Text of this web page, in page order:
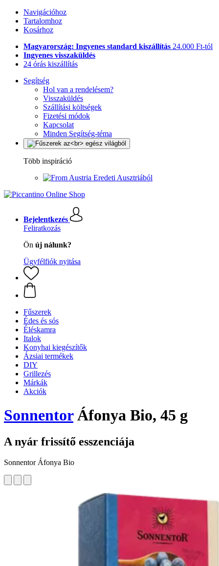
Navigációhoz
Tartalomhoz
Kosárhoz
Magyarország: Ingyenes standard kiszállítás 24.000 Ft-tól
Ingyenes visszaküldés
24 órás kiszállítás
Segítség
Hol van a rendelésem?
Visszaküldés
Szállítási költségek
Fizetési módok
Kapcsolat
Minden Segítség-téma
Több inspiráció
Eredeti Ausztriából
Bejelentkezés
Feliratkozás
Ön új nálunk?
Ügyfélfiók nyitása
Fűszerek
Édes és sós
Éléskamra
Italok
Konyhai kiegészítők
Ázsiai termékek
DIY
Grillezés
Márkák
Akciók
SonnentorÁfonya Bio, 45 g
A nyár frissítő esszenciája
Sonnentor Áfonya Bio